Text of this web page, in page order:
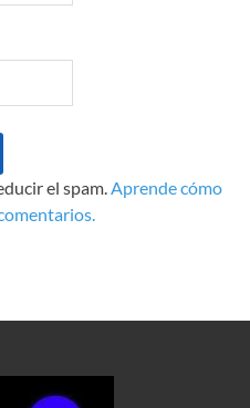
el spam.Aprende cómo